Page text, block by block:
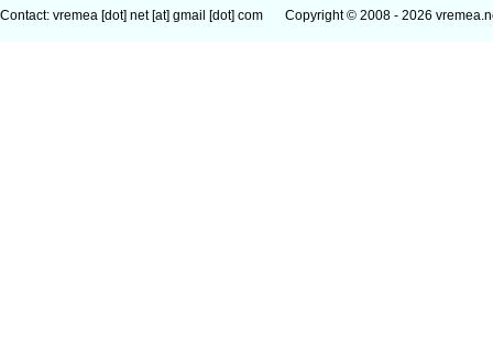
Contact: vremea [dot] net [at] gmail [dot] com Copyright © 2008 - 2026